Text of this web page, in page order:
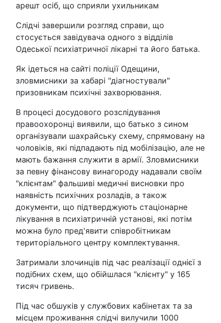
арешт осіб, що сприяли ухильникам
Слідчі завершили розгляд справи, що
стосується завідувача одного з відділів
Одеської психіатричної лікарні та його батька.
Як ідеться на сайті поліції Одещини,
зловмисники за хабарі "діагностували"
призовникам психічні захворювання.
В процесі досудового розслідування
правоохоронці виявили, що батько з сином
організували шахрайську схему, спрямовану на
чоловіків, які підпадають під мобілізацію, але не
мають бажання служити в армії. Зловмисники
за певну фінансову винагороду надавали своїм
"клієнтам" фальшиві медичні висновки про
наявність психічних розладів, а також
документи, що підтверджують стаціонарне
лікування в психіатричній установі, які потім
можна було пред'явити співробітникам
територіального центру комплектування.
Затримали злочинців під час реалізації однієї з
подібних схем, що обійшлася "клієнту" у 165
тисяч гривень.
Під час обшуків у службових кабінетах та за
місцем проживання слідчі вилучили 1000